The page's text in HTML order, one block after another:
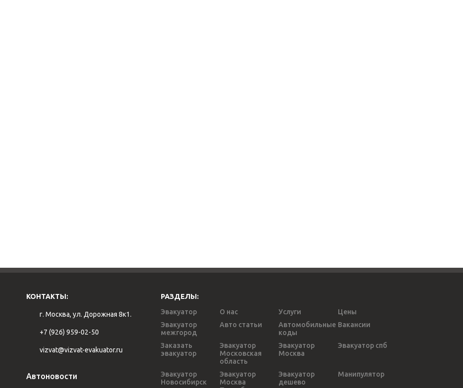
КОНТАКТЫ:
г. Москва, ул. Дорожная 8к1.
+7 (926) 959-02-50
vizvat@vizvat-evakuator.ru
Автоновости
РАЗДЕЛЫ:
Эвакуатор
О нас Услуги
Цены
Эвакуатор
межгород
Авто статьи
Автомобильные
коды
Вакансии
Заказать
эвакуатор
Эвакуатор
Московская
область
Эвакуатор
Москва
Эвакуатор спб
Эвакуатор
Новосибирск
Эвакуатор
Москва
Эвакуатор
дешево
Манипулятор